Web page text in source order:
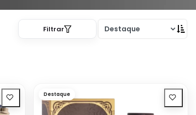
Filtrar
Destaque